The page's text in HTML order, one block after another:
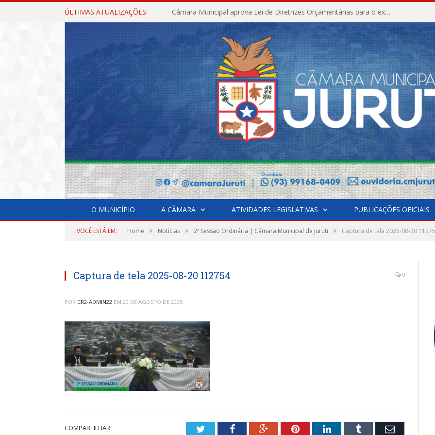
ÚLTIMAS ATUALIZAÇÕES: Câmara Municipal aprova Lei de Diretrizes Orçamentárias para o exercício financeiro de 2027
O MUNICÍPIO A CÂMARA ATIVIDADES LEGISLATIVAS PUBLICAÇÕES OFICIAIS
VOCÊ ESTÁ EM: Home » Notícias » 2ª Sessão Ordinária | Câmara Municipal de Juruti » Captura de tela 2025-08-20
Captura de tela 2025-08-20 112754 0
POR CR2-ADMIN22 EM 20 DE AGOSTO DE 2025
COMPARTILHAR: TwitterFacebookGoogle+PinterestLinkedInTumblr Email